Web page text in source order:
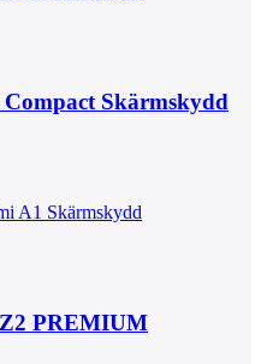
Skärmskydd
PREMIUM